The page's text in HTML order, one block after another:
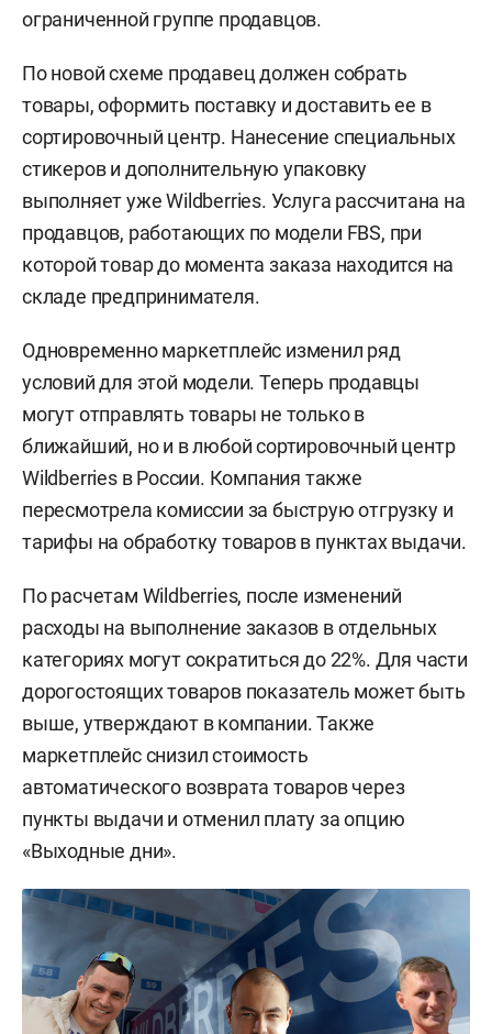
ограниченной группе продавцов.
По новой схеме продавец должен собрать
товары, оформить поставку и доставить ее в
сортировочный центр. Нанесение специальных
стикеров и дополнительную упаковку
выполняет уже Wildberries. Услуга рассчитана на
продавцов, работающих по модели FBS, при
которой товар до момента заказа находится на
складе предпринимателя.
Одновременно маркетплейс изменил ряд
условий для этой модели. Теперь продавцы
могут отправлять товары не только в
ближайший, но и в любой сортировочный центр
Wildberries в России. Компания также
пересмотрела комиссии за быструю отгрузку и
тарифы на обработку товаров в пунктах выдачи.
По расчетам Wildberries, после изменений
расходы на выполнение заказов в отдельных
категориях могут сократиться до 22%. Для части
дорогостоящих товаров показатель может быть
выше, утверждают в компании. Также
маркетплейс снизил стоимость
автоматического возврата товаров через
пункты выдачи и отменил плату за опцию
«Выходные дни».